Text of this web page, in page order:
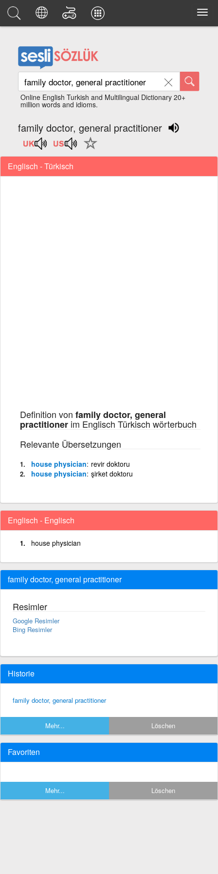
Online English Turkish and Multilingual Dictionary 20+
million words and idioms.
family doctor, general practitioner
Englisch - Türkisch
Definition von family doctor, general
practitioner im Englisch Türkisch wörterbuch
Relevante Übersetzungen
house physician revir doktoru
house physician şirket doktoru
Englisch - Englisch
house physician
family doctor, general practitioner
Resimler
Google Resimler
Bing Resimler
Historie
family doctor, general practitioner
Mehr... Löschen
Favoriten
Mehr... Löschen